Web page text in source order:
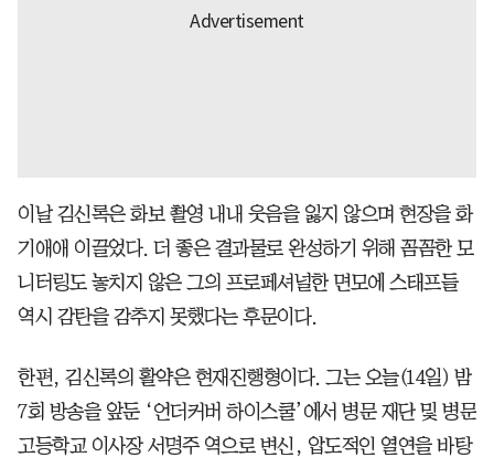
이날 김신록은 화보 촬영 내내 웃음을 잃지 않으며 현장을 화
기애애 이끌었다. 더 좋은 결과물로 완성하기 위해 꼼꼼한 모
니터링도 놓치지 않은 그의 프로페셔널한 면모에 스태프들
역시 감탄을 감추지 못했다는 후문이다.
한편, 김신록의 활약은 현재진행형이다. 그는 오늘(14일) 밤
7회 방송을 앞둔 ‘언더커버 하이스쿨’에서 병문 재단 및 병문
고등학교 이사장 서명주 역으로 변신, 압도적인 열연을 바탕